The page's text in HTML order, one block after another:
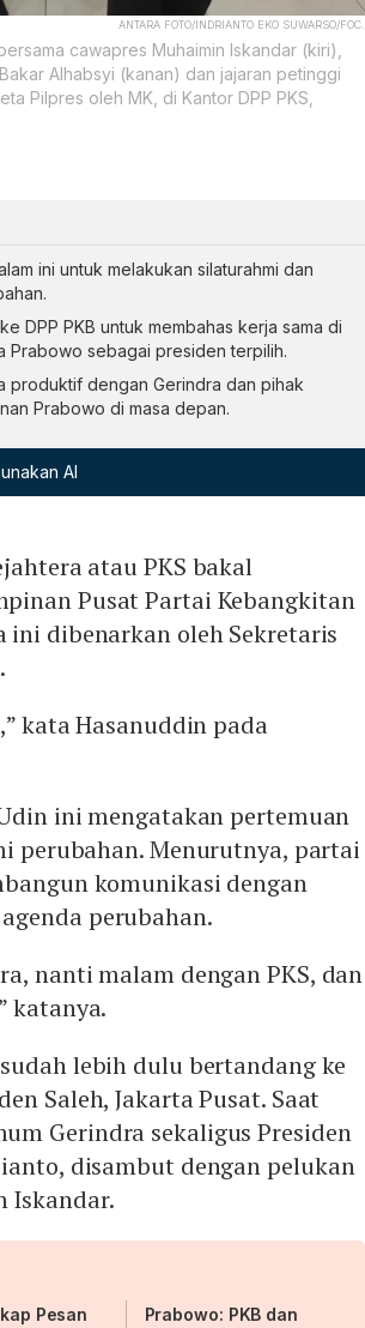
ANTARA FOTO/INDRIANTO EKO SUWARSO/FOC.
cawapres Muhaimin Iskandar (kiri),
Alhabsyi (kanan) dan jajaran petinggi
Pilpres oleh MK, di Kantor DPP PKS,
ini untuk melakukan silaturahmi dan
DPP PKB untuk membahas kerja sama di
sebagai presiden terpilih.
produktif dengan Gerindra dan pihak
Prabowo di masa depan.
AI
atau PKS bakal
Pusat Partai Kebangkitan
ini dibenarkan oleh Sekretaris
kata Hasanuddin pada
ini mengatakan pertemuan
perubahan. Menurutnya, partai
komunikasi dengan
perubahan.
nanti malam dengan PKS, dan
katanya.
lebih dulu bertandang ke
Saleh, Jakarta Pusat. Saat
Gerindra sekaligus Presiden
disambut dengan pelukan
Iskandar.
Pesan
Prabowo: PKB dan